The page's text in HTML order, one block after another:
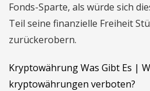
Fonds-Sparte, als würde sich
Teil seine finanzielle Freiheit
zurückerobern.
Kryptowährung Was Gibt Es |
kryptowährungen verboten?